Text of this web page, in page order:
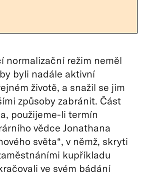
normalizační režim neměl
byli nadále aktivní
životě, a snažil se jim
způsoby zabránit. Část
použijeme-li termín
vědce Jonathana
světa“, v němž, skryti
kupříkladu
ve svém bádání